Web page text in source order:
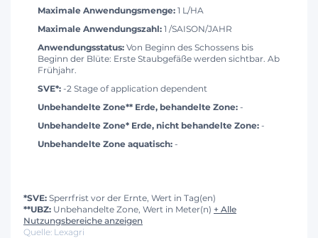
Maximale Anwendungsmenge: 1 L/HA
Maximale Anwendungszahl: 1 /SAISON/JAHR
Anwendungsstatus: Von Beginn des Schossens bis
Beginn der Blüte: Erste Staubgefäße werden sichtbar. Ab
Frühjahr.
SVE*: -2 Stage of application dependent
Unbehandelte Zone** Erde, behandelte Zone: -
Unbehandelte Zone* Erde, nicht behandelte Zone: -
Unbehandelte Zone aquatisch: -
*SVE: Sperrfrist vor der Ernte, Wert in Tag(en)
**UBZ: Unbehandelte Zone, Wert in Meter(n) + Alle
Nutzungsbereiche anzeigen
Quelle: Lexagri